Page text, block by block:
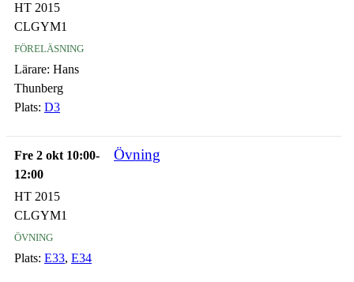
HT 2015
CLGYM1
föreläsning
Lärare: Hans
Thunberg
Plats: D3
Fre 2 okt 10:00-
12:00
Övning
HT 2015
CLGYM1
övning
Plats: E33, E34